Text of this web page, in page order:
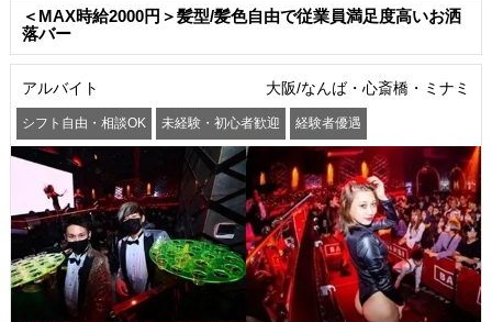
＜MAX時給2000円＞髪型/髪色自由で従業員満足度高いお洒
落バー
アルバイト 大阪/なんば・心斎橋・ミナミ
シフト自由・相談OK 未経験・初心者歓迎 経験者優遇
駅から徒歩5分以内 交通費支給 社員登用あり